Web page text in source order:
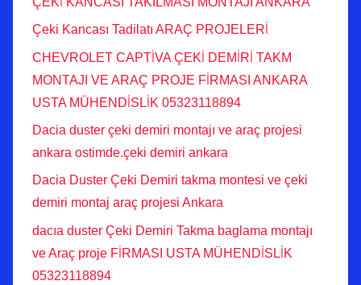
Çeki Kancası Tadilatı ARAÇ PROJELERİ
CHEVROLET CAPTİVA ÇEKİ DEMİRİ TAKM
MONTAJI VE ARAÇ PROJE FİRMASI ANKARA
USTA MÜHENDİSLİK 05323118894
Dacia duster çeki demiri montajı ve araç projesi
ankara ostimde.çeki demiri ankara
Dacia Duster Çeki Demiri takma montesi ve çeki
demiri montaj araç projesi Ankara
dacıa duster Çeki Demiri Takma baglama montajı
ve Araç proje FİRMASI USTA MÜHENDİSLİK
05323118894